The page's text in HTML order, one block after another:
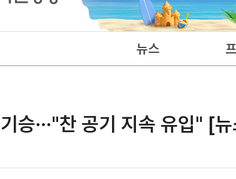
뉴스
승···"찬 공기 지속 유입" [